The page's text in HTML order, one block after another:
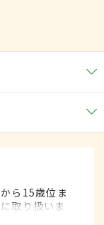
ら15歳位ま
取り扱いま